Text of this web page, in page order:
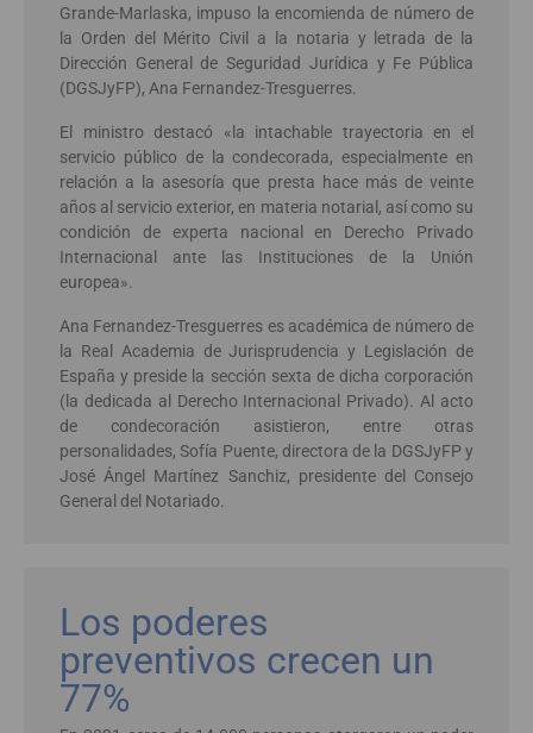
Grande-Marlaska, impuso la encomienda de número de
la Orden del Mérito Civil a la notaria y letrada de la
Dirección General de Seguridad Jurídica y Fe Pública
(DGSJyFP), Ana Fernandez-Tresguerres.
El ministro destacó «la intachable trayectoria en el
servicio público de la condecorada, especialmente en
relación a la asesoría que presta hace más de veinte
años al servicio exterior, en materia notarial, así como su
condición de experta nacional en Derecho Privado
Internacional ante las Instituciones de la Unión
europea».
Ana Fernandez-Tresguerres es académica de número de
la Real Academia de Jurisprudencia y Legislación de
España y preside la sección sexta de dicha corporación
(la dedicada al Derecho Internacional Privado). Al acto
de condecoración asistieron, entre otras
personalidades, Sofía Puente, directora de la DGSJyFP y
José Ángel Martínez Sanchiz, presidente del Consejo
General del Notariado.
Los poderes
preventivos crecen un
77%